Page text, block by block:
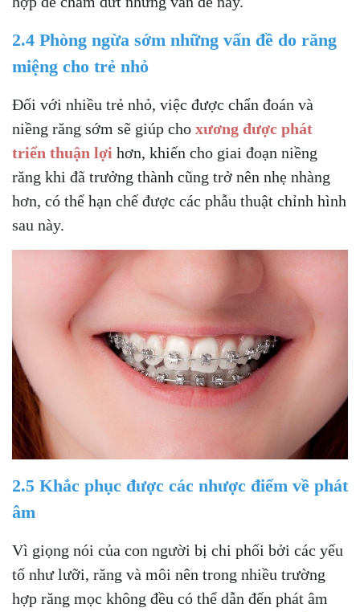
2.4 Phòng ngừa sớm những vấn đề do răng
miệng cho trẻ nhỏ
Đối với nhiều trẻ nhỏ, việc được chẩn đoán và
niềng răng sớm sẽ giúp cho xương được phát
triển thuận lợi hơn, khiến cho giai đoạn niềng
răng khi đã trưởng thành cũng trở nên nhẹ nhàng
hơn, có thể hạn chế được các phẫu thuật chỉnh hình
sau này.
2.5 Khắc phục được các nhược điểm về phát
âm
Vì giọng nói của con người bị chi phối bởi các yếu
tố như lưỡi, răng và môi nên trong nhiều trường
hợp răng mọc không đều có thể dẫn đến phát âm